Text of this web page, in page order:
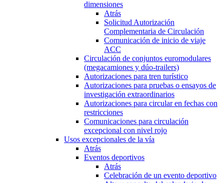
dimensiones
Atrás
Solicitud Autorización
Complementaria de Circulación
Comunicación de inicio de viaje
ACC
Circulación de conjuntos euromodulares
(megacamiones y dúo-trailers)
Autorizaciones para tren turístico
Autorizaciones para pruebas o ensayos de
investigación extraordinarios
Autorizaciones para circular en fechas con
restricciones
Comunicaciones para circulación
excepcional con nivel rojo
Usos excepcionales de la vía
Atrás
Eventos deportivos
Atrás
Celebración de un evento deportivo